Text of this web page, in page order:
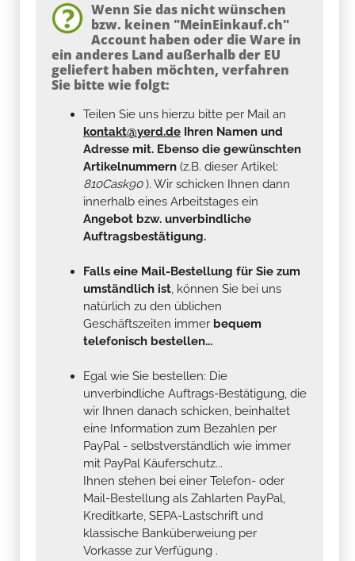
Wenn Sie das nicht wünschen
bzw. keinen "MeinEinkauf.ch"
Account haben oder die Ware in
ein anderes Land außerhalb der EU
geliefert haben möchten, verfahren
Sie bitte wie folgt:
Teilen Sie uns hierzu bitte per Mail an
kontakt@yerd.de Ihren Namen und
Adresse mit. Ebenso die gewünschten
Artikelnummern (z.B. dieser Artikel:
810Cask90). Wir schicken Ihnen dann
innerhalb eines Arbeitstages ein
Angebot bzw. unverbindliche
Auftragsbestätigung.
Falls eine Mail-Bestellung für Sie zum
umständlich ist, können Sie bei uns
natürlich zu den üblichen
Geschäftszeiten immer bequem
telefonisch bestellen...
Egal wie Sie bestellen: Die
unverbindliche Auftrags-Bestätigung, die
wir Ihnen danach schicken, beinhaltet
eine Information zum Bezahlen per
PayPal - selbstverständlich wie immer
mit PayPal Käuferschutz...
Ihnen stehen bei einer Telefon- oder
Mail-Bestellung als Zahlarten PayPal,
Kreditkarte, SEPA-Lastschrift und
klassische Banküberweiung per
Vorkasse zur Verfügung .